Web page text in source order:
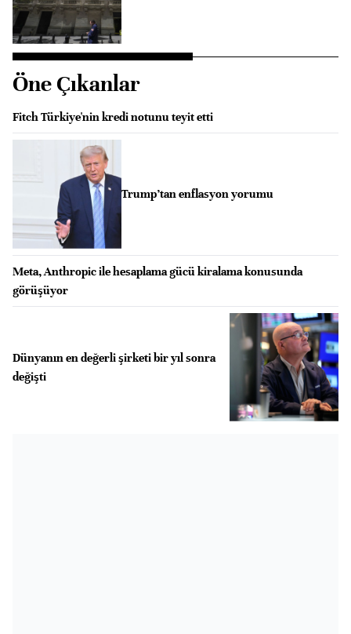
Öne Çıkanlar
Fitch Türkiye'nin kredi notunu teyit etti
Trump’tan enflasyon yorumu
Meta, Anthropic ile hesaplama gücü kiralama konusunda
görüşüyor
Dünyanın en değerli şirketi bir yıl sonra
değişti